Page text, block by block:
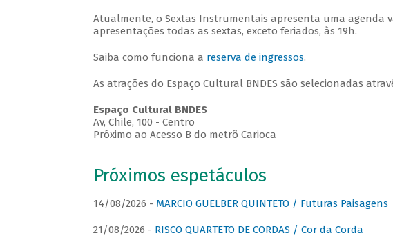
Atualmente, o Sextas Instrumentais apresenta uma agenda
apresentações todas as sextas, exceto feriados, às 19h.
Saiba como funciona a reserva de ingressos.
As atrações do Espaço Cultural BNDES são selecionadas
Espaço Cultural BNDES
Av, Chile, 100 - Centro
Próximo ao Acesso B do metrô Carioca
Próximos espetáculos
14/08/2026 - MARCIO GUELBER QUINTETO / Futuras Paisagens
21/08/2026 - RISCO QUARTETO DE CORDAS / Cor da Corda